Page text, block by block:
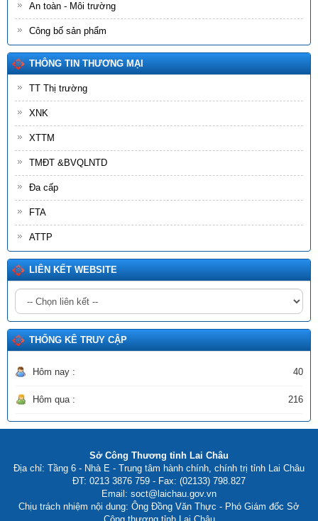
An toàn - Môi trường
Công bố sản phẩm
THÔNG TIN THƯƠNG MẠI
TT Thị trường
XNK
XTTM
TMĐT &BVQLNTD
Đa cấp
FTA
ATTP
LIÊN KẾT WEBSITE
THỐNG KÊ TRUY CẬP
Hôm nay : 40
Hôm qua : 216
Sở Công Thương tỉnh Lai Châu
Địa chỉ: Tầng 6 - Nhà E - Trung tâm hành chính, chính trị tỉnh Lai Châu
ĐT: 0213 3876 759 - Fax: (02133) 798.827
Email: soct@laichau.gov.vn
Chịu trách nhiệm nội dung: Ông Đồng Văn Thực - Phó Giám đốc Sở